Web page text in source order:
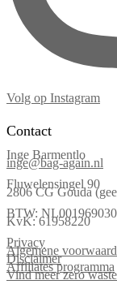
Volg op Instagram
Contact
Inge Barmentlo
inge@bag-again.nl
Fluwelensingel 90
2806 CG Gouda
BTW:
KvK: 61958220
Privacy
Algemene
Disclaimer
Affiliates programma
Vind meer zero